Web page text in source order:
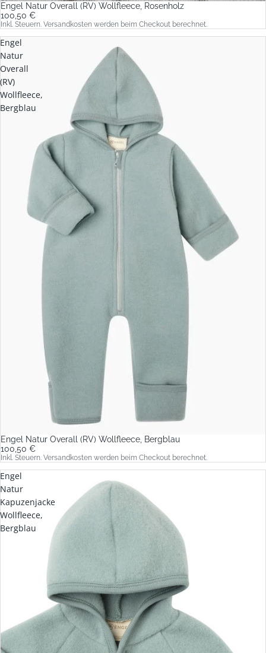
Engel Natur Overall (RV) Wollfleece, Rosenholz
100,50 €
Inkl. Steuern. Versandkosten werden beim Checkout berechnet.
Engel
Natur
Overall
(RV)
Wollfleece,
Bergblau
Engel Natur Overall (RV) Wollfleece, Bergblau
100,50 €
Inkl. Steuern. Versandkosten werden beim Checkout berechnet.
Engel
Natur
Kapuzenjacke
Wollfleece,
Bergblau